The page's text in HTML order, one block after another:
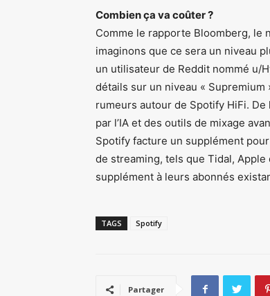
Combien ça va coûter ?
Comme le rapporte Bloomberg, le
imaginons que ce sera un niveau
un utilisateur de Reddit nommé u/
détails sur un niveau «
rumeurs autour de Spotify HiFi.
par l’IA et des outils de mixage
Spotify facture un supplément
de streaming, tels que Tidal,
supplément à leurs abonnés
TAGS Spotify
Partager